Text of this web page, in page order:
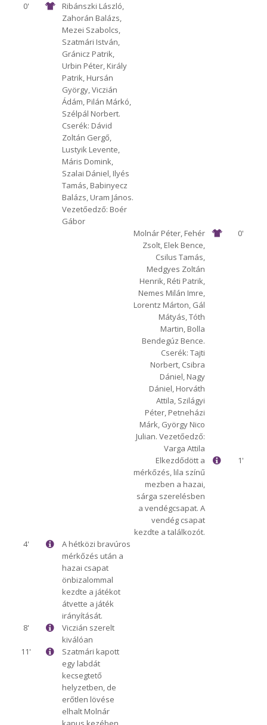
1912 Előre
0'
Ribánszki László,
Zahorán Balázs,
Mezei Szabolcs,
Szatmári István,
Gránicz Patrik,
Urbin Péter, Király
Patrik, Hursán
György, Viczián
Ádám, Pilán Márkó,
Szélpál Norbert.
Cserék: Dávid
Zoltán Gergő,
Lustyik Levente,
Máris Domink,
Szalai Dániel, Ilyés
Tamás, Babinyecz
Balázs, Uram János.
Vezetőedző: Boér
Gábor
0'
Molnár Péter, Fehér
Zsolt, Elek Bence,
Csilus Tamás,
Medgyes Zoltán
Henrik, Réti Patrik,
Nemes Milán Imre,
Lorentz Márton, Gál
Mátyás, Tóth
Martin, Bolla
Bendegúz Bence.
Cserék: Tajti
Norbert, Csibra
Dániel, Nagy
Dániel, Horváth
Attila, Szilágyi
Péter, Petneházi
Márk, György Nico
Julian. Vezetőedző:
Varga Attila
1'
Elkezdődött a
mérkőzés, lila színű
mezben a hazai,
sárga szerelésben
a vendégcsapat. A
vendég csapat
kezdte a találkozót.
4'
A hétközi bravúros
mérkőzés után a
hazai csapat
önbizalommal
kezdte a játékot
átvette a játék
irányítását.
8'
Viczián szerelt
kiválóan
11'
Szatmári kapott
egy labdát
kecsegtető
helyzetben, de
erőtlen lövése
elhalt Molnár